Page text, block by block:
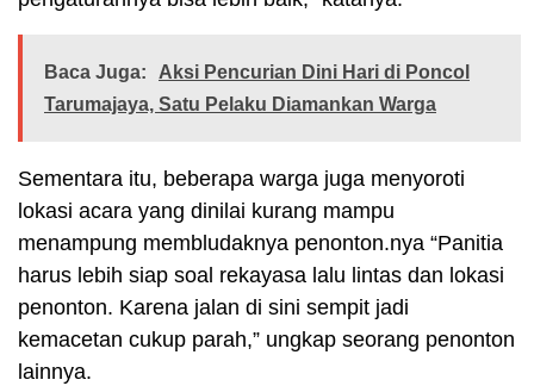
Baca Juga:
Aksi Pencurian Dini Hari di Poncol
Tarumajaya, Satu Pelaku Diamankan Warga
Sementara itu, beberapa warga juga menyoroti
lokasi acara yang dinilai kurang mampu
menampung membludaknya penonton.nya “Panitia
harus lebih siap soal rekayasa lalu lintas dan lokasi
penonton. Karena jalan di sini sempit jadi
kemacetan cukup parah,” ungkap seorang penonton
lainnya.